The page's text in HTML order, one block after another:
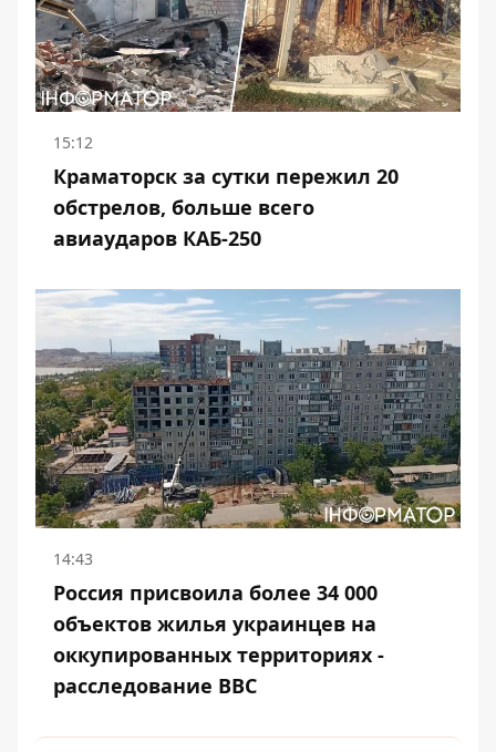
15:12
Краматорск за сутки пережил 20
обстрелов, больше всего
авиаударов КАБ-250
14:43
Россия присвоила более 34 000
объектов жилья украинцев на
оккупированных территориях -
расследование BBC